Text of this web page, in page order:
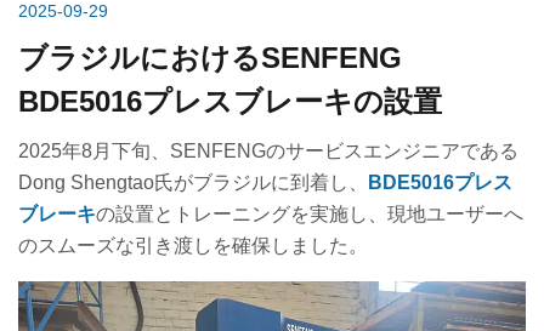
2025-09-29
ブラジルにおけるSENFENG
BDE5016プレスブレーキの設置
2025年8月下旬、SENFENGのサービスエンジニアである
Dong Shengtao氏がブラジルに到着し、
BDE5016プレス
ブレーキの設置とトレーニングを実施し、現地ユーザーへ
のスムーズな引き渡しを確保しました。